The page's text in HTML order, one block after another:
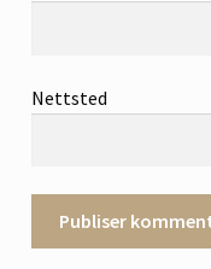
Nettsted